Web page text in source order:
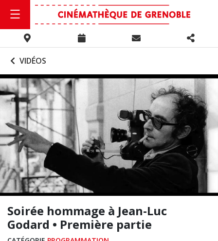
VIDÉOS
Soirée hommage à Jean-Luc
Godard • Première partie